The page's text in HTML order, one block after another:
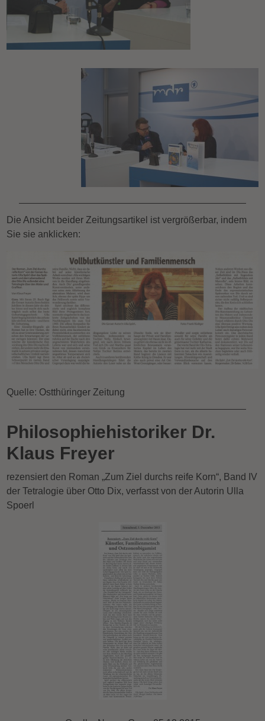
Die Ansicht beider Zeitungsartikel ist vergrößerbar, indem
Sie sie anklicken:
Quelle: Ostthüringer Zeitung
Philosophiehistoriker Dr.
Klaus Freyer
rezensiert den Roman „Zum Ziel durchs reife Korn“, Band IV
der Tetralogie über Otto Dix, verfasst von der Autorin Ulla
Spoerl